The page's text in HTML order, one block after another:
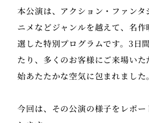
本公演は、アクション・ファンタ
ニメなどジャンルを越えて、名
選した特別プログラムです。3日
たり、多くのお客様にご来場いた
始あたたかな空気に包まれました。
今回は、その公演の様子をレポー